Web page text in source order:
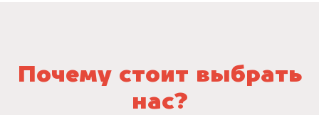
Почему стоит выбрать
нас?